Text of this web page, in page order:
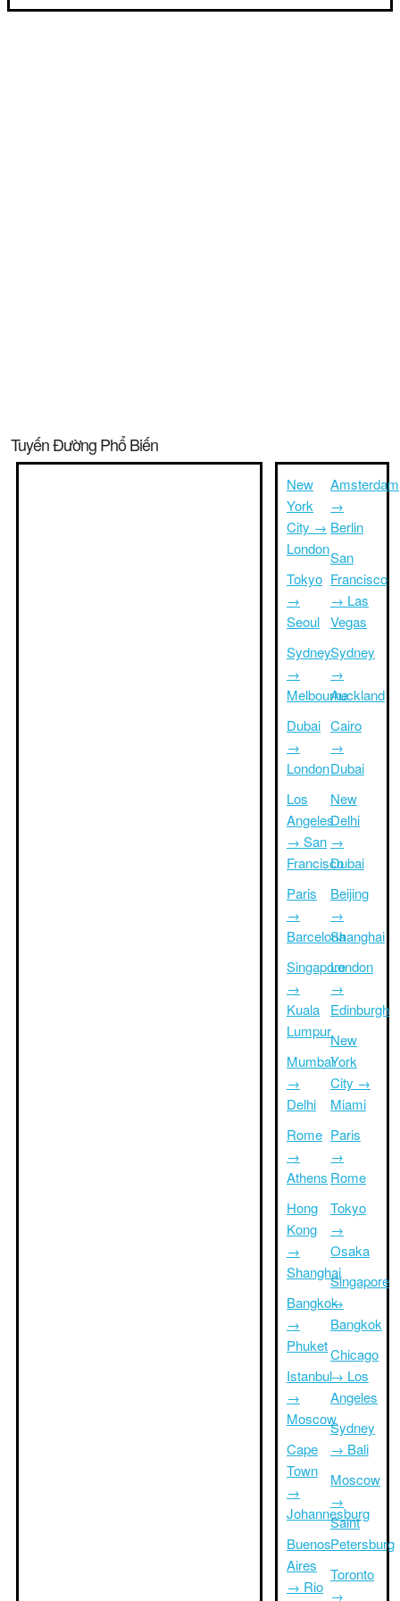
Tuyến Đường Phổ Biến
New
York
City →
London
Tokyo
→
Seoul
Sydney
→
Melbourne
Dubai
→
London
Los
Angeles
→ San
Francisco
Paris
→
Barcelona
Singapore
→
Kuala
Lumpur
Mumbai
→
Delhi
Rome
→
Athens
Hong
Kong
→
Shanghai
Bangkok
→
Phuket
Istanbul
→
Moscow
Cape
Town
→
Johannesburg
Buenos
Aires
→ Rio
Amsterdam
→
Berlin
San
Francisco
→ Las
Vegas
Sydney
→
Auckland
Cairo
→
Dubai
New
Delhi
→
Dubai
Beijing
→
Shanghai
London
→
Edinburgh
New
York
City →
Miami
Paris
→
Rome
Tokyo
→
Osaka
Singapore
→
Bangkok
Chicago
→ Los
Angeles
Sydney
→ Bali
Moscow
→
Saint
Petersburg
Toronto
→